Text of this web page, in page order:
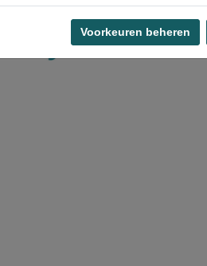
Voorkeuren beheren